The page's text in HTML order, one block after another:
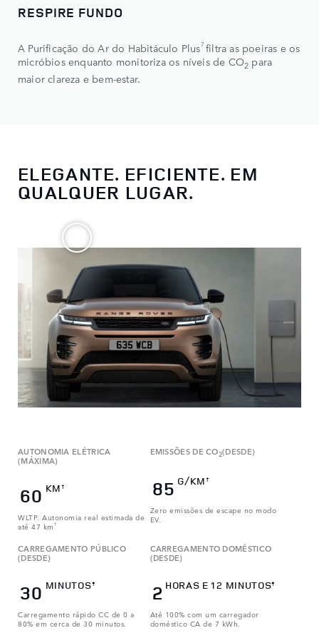
RESPIRE FUNDO
A Purificação do Ar do Habitáculo Plus7 filtra as poeiras e os
micróbios enquanto monitoriza os níveis de CO2 para
maior clareza e bem-estar.
ELEGANTE. EFICIENTE. EM
QUALQUER LUGAR.
AUTONOMIA ELÉTRICA
(MÁXIMA)
60 KM†
WLTP. Autonomia real estimada de
até 47 km †
EMISSÕES DE CO2(DESDE)
85 G/KM†
Zero emissões de escape no modo
EV.
CARREGAMENTO PÚBLICO
(DESDE)
30 MINUTOS‡
Carregamento rápido CC de 0 a
80% em cerca de 30 minutos.
CARREGAMENTO DOMÉSTICO
(DESDE)
2 HORAS E 12 MINUTOS‡
Até 100% com um carregador
doméstico CA de 7 kWh.